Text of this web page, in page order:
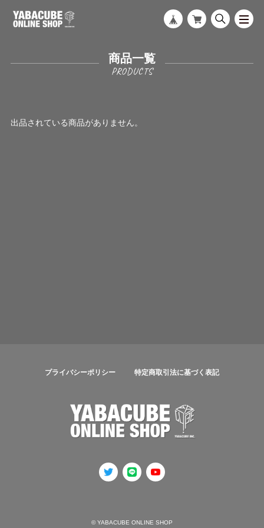
商品一覧
出品されている商品がありません。
プライバシーポリシー 特定商取引法に基づく表記
© YABACUBE ONLINE SHOP